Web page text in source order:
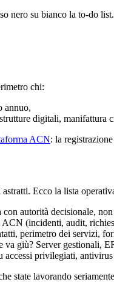
nero su bianco la to-do
chi:
annuo,
digitali,
ACN: la
Ecco la lista
con autorità decisionale,
(incidenti, audit,
perimetro dei servizi,
va giù? Server gestionali,
accessi privilegiati,
state lavorando